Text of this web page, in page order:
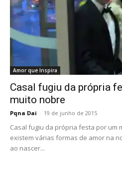
Amor que Inspira
Casal fugiu da própria
muito nobre
Pqna Dai - 19 de junho de 2015
Casal fugiu da própria festa por um
existem várias formas de amor na
ao nascer...